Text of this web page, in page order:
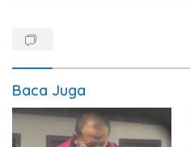
Baca Juga